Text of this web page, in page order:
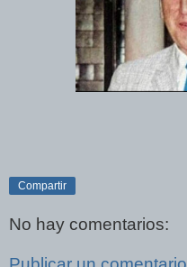
Compartir
No hay comentarios: